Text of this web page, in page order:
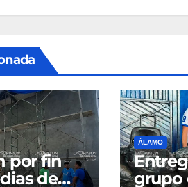
por fin
de
ÁLAMO
grupo